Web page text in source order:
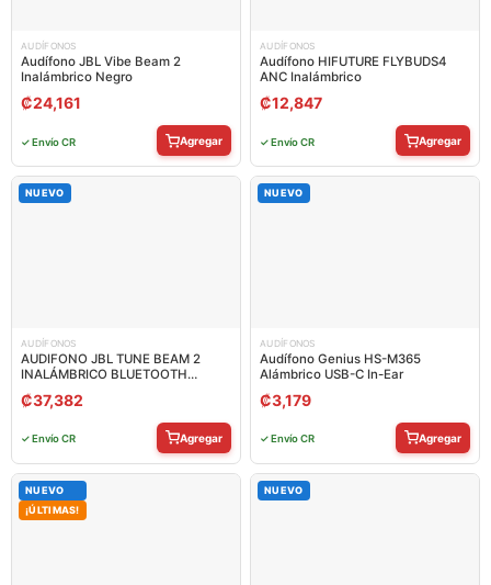
AUDÍFONOS
Audífono JBL Vibe Beam 2
Inalámbrico Negro
₡24,161
✓ Envío CR Agregar
AUDÍFONOS
Audífono HIFUTURE FLYBUDS4
ANC Inalámbrico
₡12,847
✓ Envío CR Agregar
NUEVO
AUDÍFONOS
AUDIFONO JBL TUNE BEAM 2
INALÁMBRICO BLUETOOTH
₡37,382
✓ Envío CR Agregar
NUEVO
AUDÍFONOS
Audífono Genius HS-M365
Alámbrico USB-C In-Ear
₡3,179
✓ Envío CR Agregar
NUEVO
¡ÚLTIMAS!
NUEVO